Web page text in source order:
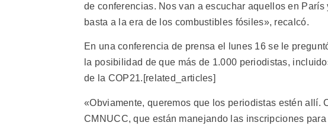
de conferencias. Nos van a escuchar aquellos en
basta a la era de los combustibles fósiles», recalcó.
En una conferencia de prensa el lunes 16 se le
la posibilidad de que más de 1.000 periodistas,
de la COP21.[related_articles]
«Obviamente, queremos que los periodistas estén allí.
CMNUCC, que están manejando las inscripciones